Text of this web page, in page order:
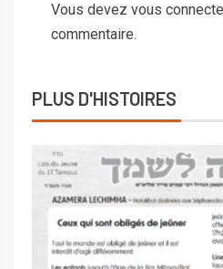
Vous devez vous
commentaire.
PLUS D'HISTOIRES